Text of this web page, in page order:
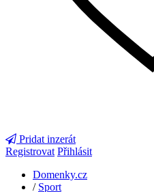
Pridat inzerát
Registrovat Přihlásit
Domenky.cz
/ Sport